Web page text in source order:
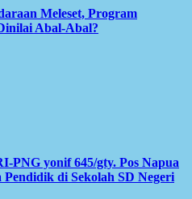
Meleset, Program
Abal-Abal?
PNG yonif 645/gty. Pos Napua
di Sekolah SD Negeri